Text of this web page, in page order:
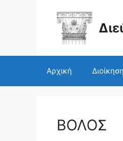
Αρχική Διοίκηση
ΒΟΛΟΣ